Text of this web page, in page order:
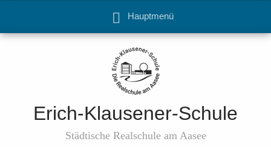
Hauptmenü
Erich-Klausener-Schule
Städtische Realschule am Aasee